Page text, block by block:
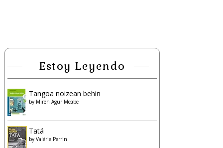
Estoy Leyendo
Tangoa noizean behin
by Miren Agur Meabe
Tatá
by Valérie Perrin